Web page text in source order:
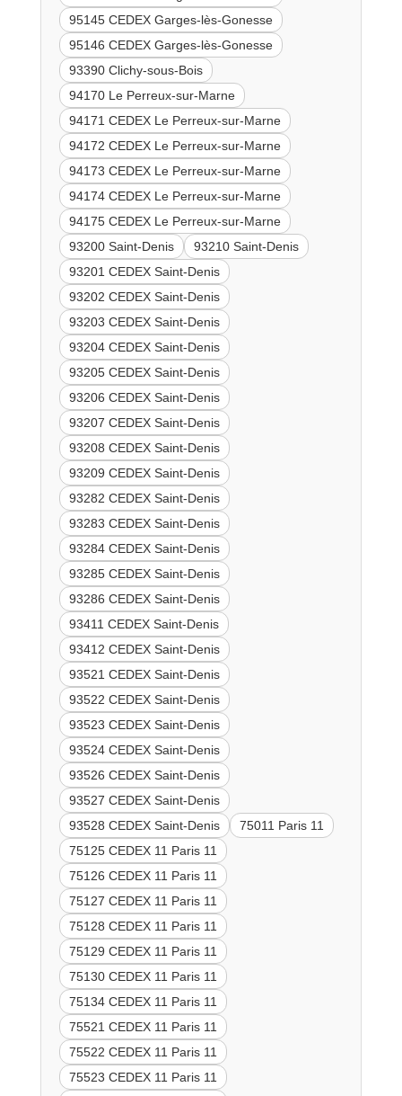
95145 CEDEX Garges-lès-Gonesse
95146 CEDEX Garges-lès-Gonesse
93390 Clichy-sous-Bois
94170 Le Perreux-sur-Marne
94171 CEDEX Le Perreux-sur-Marne
94172 CEDEX Le Perreux-sur-Marne
94173 CEDEX Le Perreux-sur-Marne
94174 CEDEX Le Perreux-sur-Marne
94175 CEDEX Le Perreux-sur-Marne
93200 Saint-Denis
93210 Saint-Denis
93201 CEDEX Saint-Denis
93202 CEDEX Saint-Denis
93203 CEDEX Saint-Denis
93204 CEDEX Saint-Denis
93205 CEDEX Saint-Denis
93206 CEDEX Saint-Denis
93207 CEDEX Saint-Denis
93208 CEDEX Saint-Denis
93209 CEDEX Saint-Denis
93282 CEDEX Saint-Denis
93283 CEDEX Saint-Denis
93284 CEDEX Saint-Denis
93285 CEDEX Saint-Denis
93286 CEDEX Saint-Denis
93411 CEDEX Saint-Denis
93412 CEDEX Saint-Denis
93521 CEDEX Saint-Denis
93522 CEDEX Saint-Denis
93523 CEDEX Saint-Denis
93524 CEDEX Saint-Denis
93526 CEDEX Saint-Denis
93527 CEDEX Saint-Denis
93528 CEDEX Saint-Denis
75011 Paris 11
75125 CEDEX 11 Paris 11
75126 CEDEX 11 Paris 11
75127 CEDEX 11 Paris 11
75128 CEDEX 11 Paris 11
75129 CEDEX 11 Paris 11
75130 CEDEX 11 Paris 11
75134 CEDEX 11 Paris 11
75521 CEDEX 11 Paris 11
75522 CEDEX 11 Paris 11
75523 CEDEX 11 Paris 11